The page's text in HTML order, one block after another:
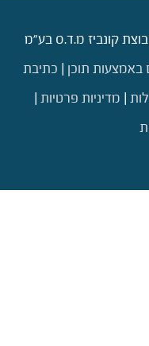
קונביז מ.ד.ס בע"מ
באמצעות תוכן | כתיבת
| מדיניות פרטיות |